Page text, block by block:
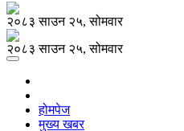
२०८३ साउन २५, सोमवार
२०८३ साउन २५, सोमवार
होमपेज
मुख्य खबर